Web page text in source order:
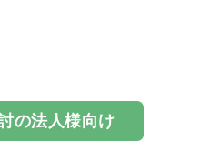
の法人様向け